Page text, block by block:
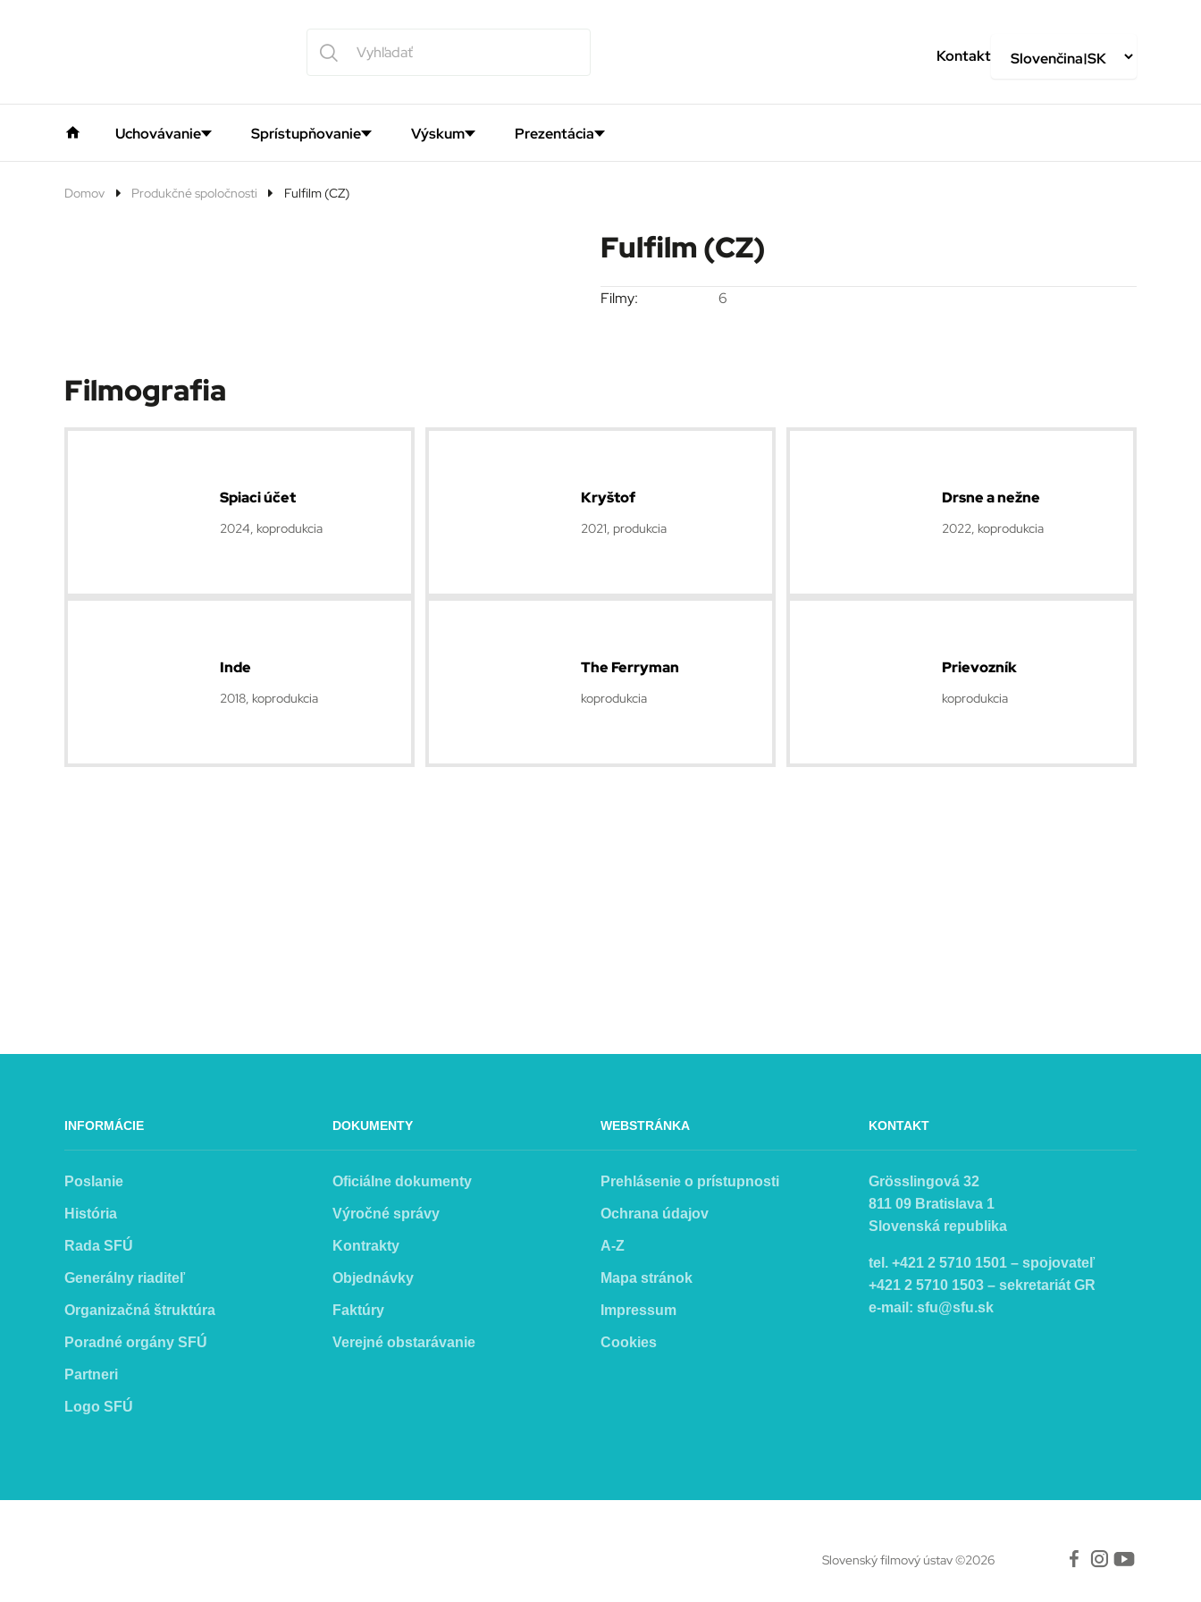
Uchovávanie Sprístupňovanie Výskum Prezentácia
Kontakt
Domov Produkčné spoločnosti Fulfilm (CZ)
Fulfilm (CZ)
Filmy: 6
Filmografia
Spiaci účet
2024, koprodukcia
Kryštof
2021, produkcia
Drsne a nežne
2022, koprodukcia
Inde
2018, koprodukcia
The Ferryman
koprodukcia
Prievozník
koprodukcia
INFORMÁCIE
Poslanie
História
Rada SFÚ
Generálny riaditeľ
Organizačná štruktúra
Poradné orgány SFÚ
Partneri
Logo SFÚ
DOKUMENTY
Oficiálne dokumenty
Výročné správy
Kontrakty
Objednávky
Faktúry
Verejné obstarávanie
WEBSTRÁNKA
Prehlásenie o prístupnosti
Ochrana údajov
A-Z
Mapa stránok
Impressum
Cookies
KONTAKT
Grösslingová 32
811 09 Bratislava 1
Slovenská republika
tel. +421 2 5710 1501 – spojovateľ
+421 2 5710 1503 – sekretariát GR
e-mail: sfu@sfu.sk
Facebook
Slovenský filmový ústav ©2026